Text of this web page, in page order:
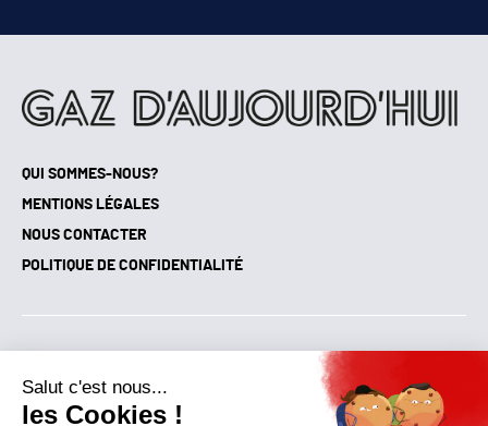
QUI SOMMES-NOUS?
MENTIONS LÉGALES
NOUS CONTACTER
POLITIQUE DE CONFIDENTIALITÉ